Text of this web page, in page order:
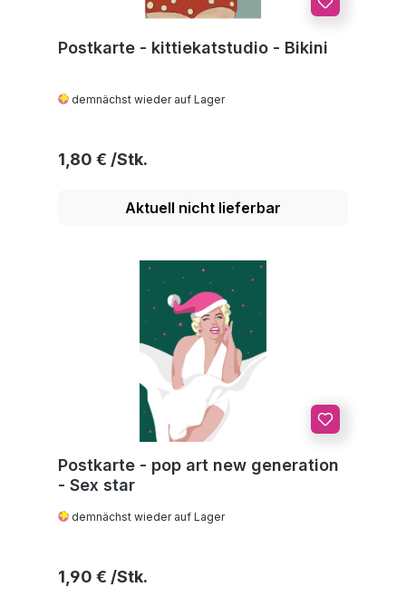
Postkarte - kittiekatstudio - Bikini
demnächst wieder auf Lager
Regulärer Preis:
1,80 €
Aktuell nicht lieferbar
Postkarte - pop art new generation
- Sex star
demnächst wieder auf Lager
Regulärer Preis:
1,90 €